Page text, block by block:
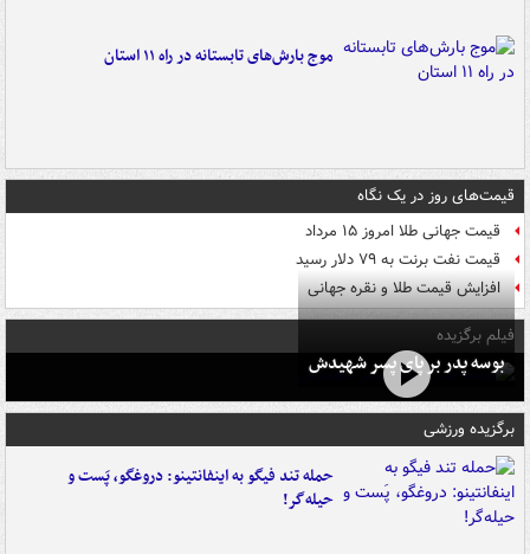
موج بارش‌های تابستانه در راه ۱۱ استان
قیمت‌های روز در یک نگاه
قیمت جهانی طلا امروز ۱۵ مرداد
قیمت نفت برنت به ۷۹ دلار رسید
افزایش قیمت طلا و نقره جهانی
فیلم برگزیده
بوسه‌ پدر بر پای پسر شهیدش
برگزیده ورزشی
حمله تند فیگو به اینفانتینو: دروغگو، پَست‌ و
حیله‌گر!